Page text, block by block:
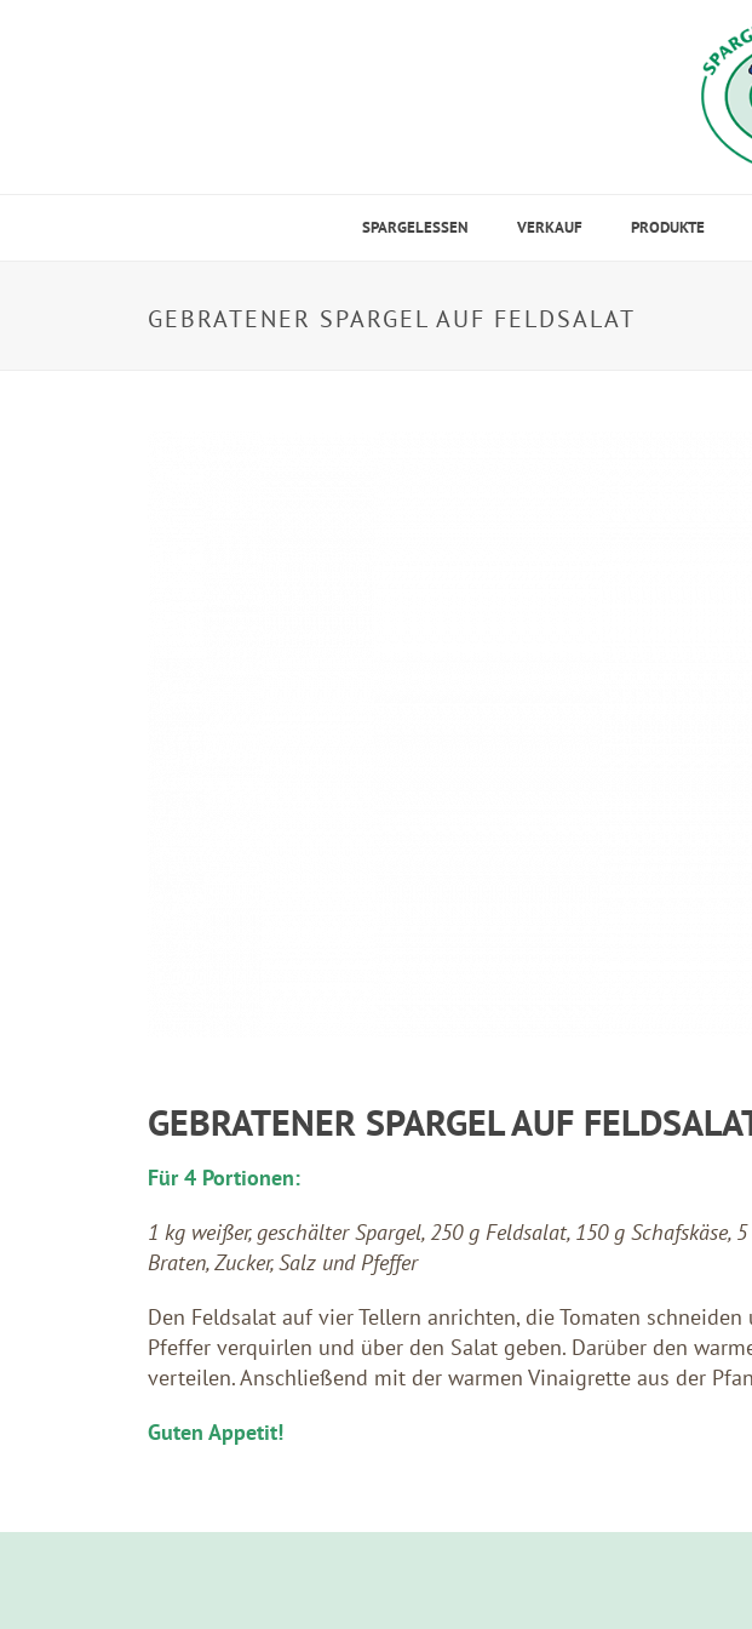
SPARGELESSEN VERKAUF PRODUKTE
GEBRATENER SPARGEL AUF FELDSALAT
GEBRATENER SPARGEL AUF
Für 4 Portionen:
1 kg weißer, geschälter Spargel, 250 g Feldsalat, 150 g Schafskäse,
Braten, Zucker, Salz und Pfeffer
Den Feldsalat auf vier Tellern anrichten, die Tomaten
Pfeffer verquirlen und über den Salat geben. Darüber den
verteilen. Anschließend mit der warmen Vinaigrette aus der
Guten Appetit!